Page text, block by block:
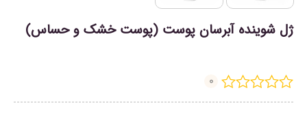
ژل شوینده آبرسان پوست (پوست خشک و حساس)
0